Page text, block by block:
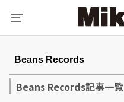
Beans Records記事一覧